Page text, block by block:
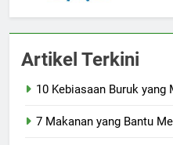
Artikel Terkini
10 Kebiasaan Buruk yang
7 Makanan yang Bantu